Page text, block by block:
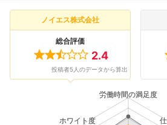
ノイエス株式会社
総合評価
2.4
投稿者5人のデータから算出